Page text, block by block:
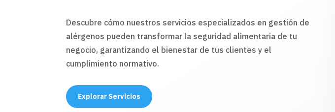
Descubre cómo nuestros servicios especializados en gestión de
alérgenos pueden transformar la seguridad alimentaria de tu
negocio, garantizando el bienestar de tus clientes y el
cumplimiento normativo.
Explorar Servicios